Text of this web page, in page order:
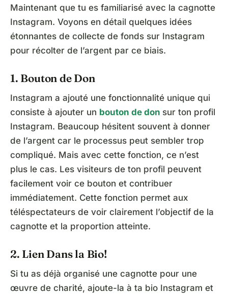
Maintenant que tu es familiarisé avec la cagnotte
Instagram. Voyons en détail quelques idées
étonnantes de collecte de fonds sur Instagram
pour récolter de l’argent par ce biais.
1. Bouton de Don
Instagram a ajouté une fonctionnalité unique qui
consiste à ajouter un bouton de don sur ton profil
Instagram. Beaucoup hésitent souvent à donner
de l’argent car le processus peut sembler trop
compliqué. Mais avec cette fonction, ce n’est
plus le cas. Les visiteurs de ton profil peuvent
facilement voir ce bouton et contribuer
immédiatement. Cette fonction permet aux
téléspectateurs de voir clairement l’objectif de la
cagnotte et la proportion atteinte.
2. Lien Dans la Bio!
Si tu as déjà organisé une cagnotte pour une
œuvre de charité, ajoute-la à ta bio Instagram et